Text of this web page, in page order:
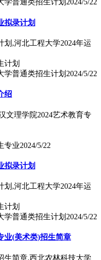
学普通类招生计划 2024/5/22
拟录计划
划,河北工程大学2024年运
学普通类招生计划 2024/5/22
绍
文理学院2024艺术教育专
专业2024/5/22
拟录计划
划,河北工程大学2024年运
学普通类招生计划 2024/5/22
业(美术类)招生简章
生简章,西北农林科技大学